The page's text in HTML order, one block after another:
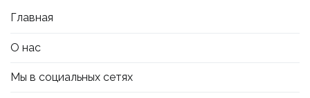
Главная
О нас
Мы в социальных сетях